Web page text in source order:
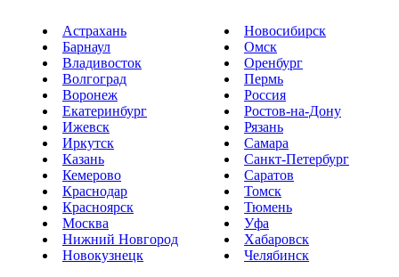
Астрахань
Барнаул
Владивосток
Волгоград
Воронеж
Екатеринбург
Ижевск
Иркутск
Казань
Кемерово
Краснодар
Красноярск
Москва
Нижний Новгород
Новокузнецк
Новосибирск
Омск
Оренбург
Пермь
Россия
Ростов-на-Дону
Рязань
Самара
Санкт-Петербург
Саратов
Томск
Тюмень
Уфа
Хабаровск
Челябинск